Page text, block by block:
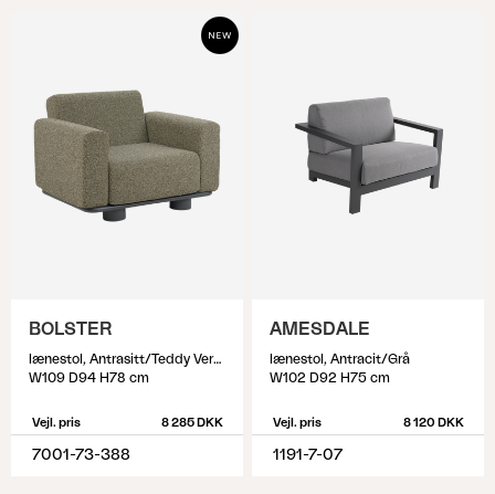
BOLSTER
lænestol, Antrasitt/Teddy Verde
W109 D94 H78 cm
Vejl. pris 8 285 DKK
7001-73-388
AMESDALE
lænestol, Antracit/Grå
W102 D92 H75 cm
Vejl. pris 8 120 DKK
1191-7-07